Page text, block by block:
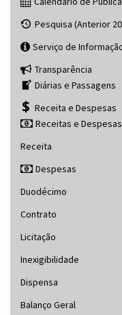
Pesquisa (Anterior
Serviço de
Transparência
Diárias e Passagens
Receita e Despesas
Receitas e
Receita
Despesas
Duodécimo
Contrato
Licitação
Inexigibilidade
Dispensa
Balanço Geral